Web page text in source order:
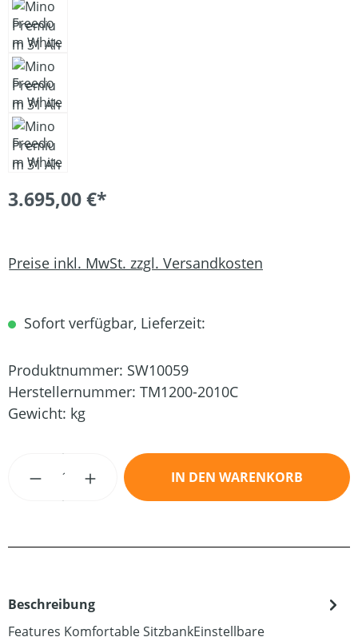
3.695,00 €*
Preise inkl. MwSt. zzgl. Versandkosten
Sofort verfügbar, Lieferzeit:
Produktnummer: SW10059
Herstellernummer: TM1200-2010C
Gewicht: kg
Produkt Anzahl: Gib den gewünschten
IN DEN WARENKORB
Beschreibung
Features Komfortable SitzbankEinstellbare